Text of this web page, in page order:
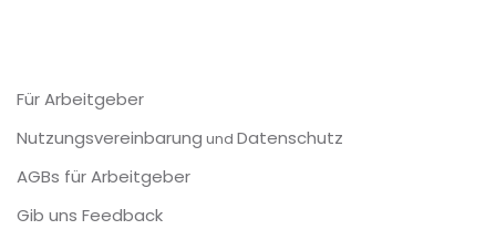
Für Arbeitgeber
Nutzungsvereinbarung und Datenschutz
AGBs für Arbeitgeber
Gib uns Feedback